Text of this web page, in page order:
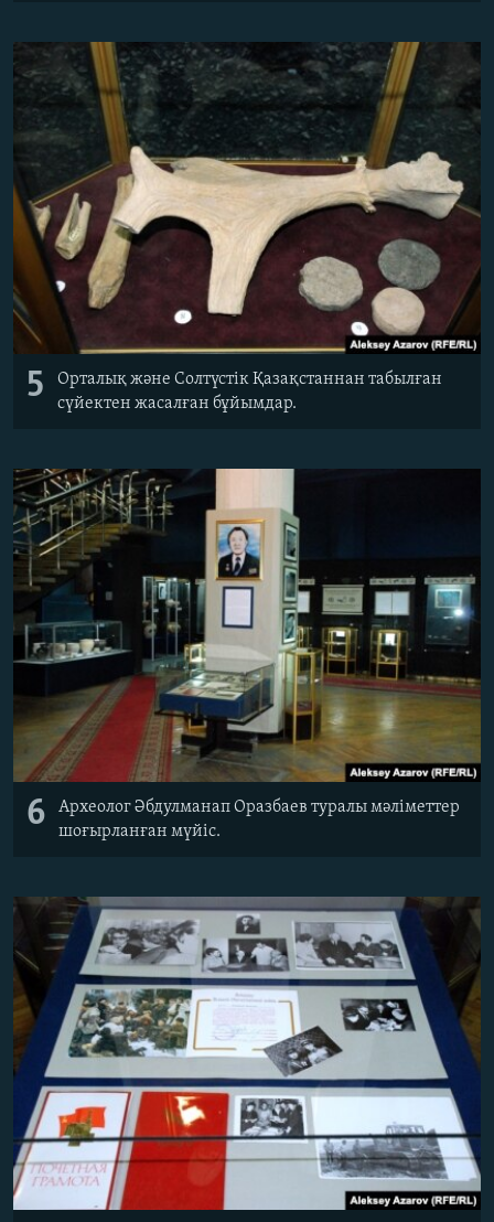
5
Орталық және Солтүстік Қазақстаннан табылған
сүйектен жасалған бұйымдар.
6
Археолог Әбдулманап Оразбаев туралы мәліметтер
шоғырланған мүйіс.